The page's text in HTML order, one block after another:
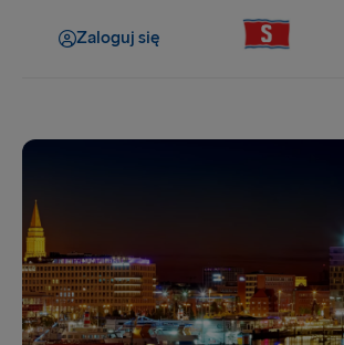
Zaloguj się